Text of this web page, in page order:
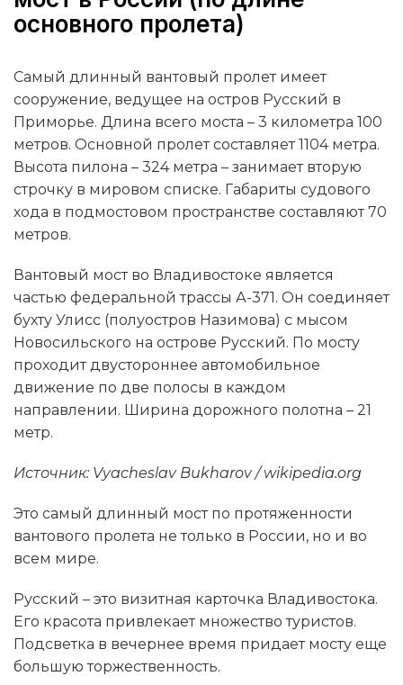
основного пролета)
Самый длинный вантовый пролет имеет
сооружение, ведущее на остров Русский в
Приморье. Длина всего моста – 3 километра 100
метров. Основной пролет составляет 1104 метра.
Высота пилона – 324 метра – занимает вторую
строчку в мировом списке. Габариты судового
хода в подмостовом пространстве составляют 70
метров.
Вантовый мост во Владивостоке является
частью федеральной трассы А-371. Он соединяет
бухту Улисс (полуостров Назимова) с мысом
Новосильского на острове Русский. По мосту
проходит двустороннее автомобильное
движение по две полосы в каждом
направлении. Ширина дорожного полотна – 21
метр.
Источник: Vyacheslav Bukharov / wikipedia.org
Это самый длинный мост по протяженности
вантового пролета не только в России, но и во
всем мире.
Русский – это визитная карточка Владивостока.
Его красота привлекает множество туристов.
Подсветка в вечернее время придает мосту еще
большую торжественность.